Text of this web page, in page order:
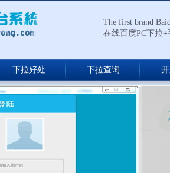
The first brand
在线百度PC下拉
下拉好处 下拉查询